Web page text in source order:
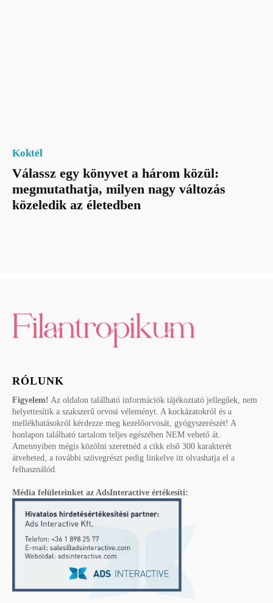
Koktél
Válassz egy könyvet a három közül:
megmutathatja, milyen nagy változás
közeledik az életedben
RÓLUNK
Figyelem! Az oldalon található információk tájékoztató jellegűek, nem
helyettesítik a szakszerű orvosi véleményt. A kockázatokról és a
mellékhatásokról kérdezze meg kezelőorvosát, gyógyszerészét! A
honlapon található tartalom teljes egészében NEM vehető át.
Amennyiben mégis közölni szeretnéd a cikk első 300 karakterét
átveheted, a további szövegrészt pedig linkelve itt olvashatja el a
felhasználód.
Média felületeinket az AdsInteractive értékesíti: